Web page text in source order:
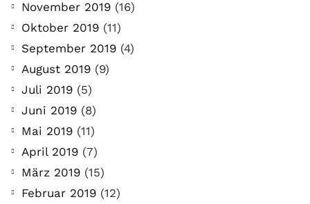
November 2019 (16)
Oktober 2019 (11)
September 2019 (4)
August 2019 (9)
Juli 2019 (5)
Juni 2019 (8)
Mai 2019 (11)
April 2019 (7)
März 2019 (15)
Februar 2019 (12)